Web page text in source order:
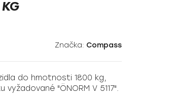
Značka: Compass
do hmotnosti 1800 kg,
"ÖNORM V 5117".